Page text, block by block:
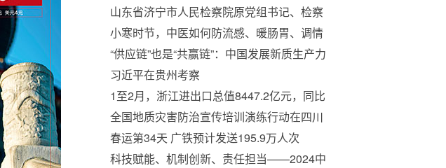
刺“开门红”
山东省济宁市人民检察院原党组书记、检察
长苏金森受贿案一审宣判
小寒时节，中医如何防流感、暖肠胃、调情
志？
“供应链”也是“共赢链”：中国发展新质生产力
为世界创造新机遇
习近平在贵州考察
1至2月，浙江进出口总值8447.2亿元，同比
增长3.3%
全国地质灾害防治宣传培训演练行动在四川
启动
春运第34天 广铁预计发送195.9万人次
科技赋能、机制创新、责任担当——2024中